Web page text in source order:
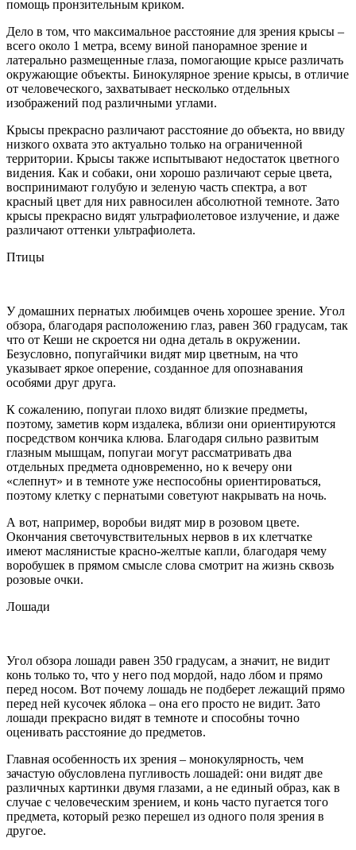
помощь пронзительным криком.
Дело в том, что максимальное расстояние для зрения крысы –
всего около 1 метра, всему виной панорамное зрение и
латерально размещенные глаза, помогающие крысе различать
окружающие объекты. Бинокулярное зрение крысы, в отличие
от человеческого, захватывает несколько отдельных
изображений под различными углами.
Крысы прекрасно различают расстояние до объекта, но ввиду
низкого охвата это актуально только на ограниченной
территории. Крысы также испытывают недостаток цветного
видения. Как и собаки, они хорошо различают серые цвета,
воспринимают голубую и зеленую часть спектра, а вот
красный цвет для них равносилен абсолютной темноте. Зато
крысы прекрасно видят ультрафиолетовое излучение, и даже
различают оттенки ультрафиолета.
Птицы
У домашних пернатых любимцев очень хорошее зрение. Угол
обзора, благодаря расположению глаз, равен 360 градусам, так
что от Кеши не скроется ни одна деталь в окружении.
Безусловно, попугайчики видят мир цветным, на что
указывает яркое оперение, созданное для опознавания
особями друг друга.
К сожалению, попугаи плохо видят близкие предметы,
поэтому, заметив корм издалека, вблизи они ориентируются
посредством кончика клюва. Благодаря сильно развитым
глазным мышцам, попугаи могут рассматривать два
отдельных предмета одновременно, но к вечеру они
«слепнут» и в темноте уже неспособны ориентироваться,
поэтому клетку с пернатыми советуют накрывать на ночь.
А вот, например, воробьи видят мир в розовом цвете.
Окончания светочувствительных нервов в их клетчатке
имеют маслянистые красно-желтые капли, благодаря чему
воробушек в прямом смысле слова смотрит на жизнь сквозь
розовые очки.
Лошади
Угол обзора лошади равен 350 градусам, а значит, не видит
конь только то, что у него под мордой, надо лбом и прямо
перед носом. Вот почему лошадь не подберет лежащий прямо
перед ней кусочек яблока – она его просто не видит. Зато
лошади прекрасно видят в темноте и способны точно
оценивать расстояние до предметов.
Главная особенность их зрения – монокулярность, чем
зачастую обусловлена пугливость лошадей: они видят две
различных картинки двумя глазами, а не единый образ, как в
случае с человеческим зрением, и конь часто пугается того
предмета, который резко перешел из одного поля зрения в
другое.